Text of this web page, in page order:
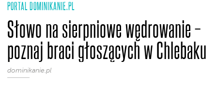
PORTAL DOMINIKANIE.PL
Słowo na sierpniowe wędrowanie –
poznaj braci głoszących w Chlebaku
dominikanie.pl